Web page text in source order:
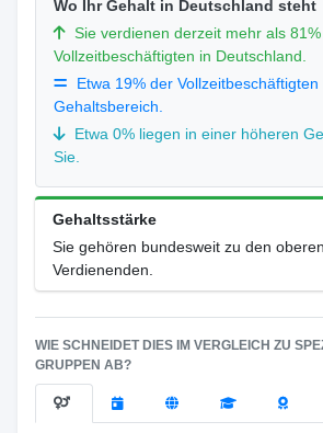
Wo Ihr Gehalt in Deutschland steht
Sie verdienen derzeit mehr als
Vollzeitbeschäftigten in Deutschland.
Etwa 19% der
Gehaltsbereich.
Etwa 0% liegen in einer höheren
Sie.
Gehaltsstärke
Sie gehören bundesweit zu den
Verdienenden.
WIE SCHNEIDET DIES IM VERGLEICH ZU
GRUPPEN AB?